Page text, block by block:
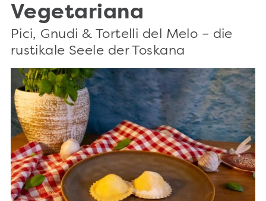
Vegetariana
Pici, Gnudi & Tortelli del Melo – die
rustikale Seele der Toskana